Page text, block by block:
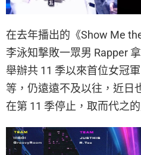
在去年播出的《Show Me
李泳知撃敗一眾男 Rapper
舉辦共 11 季以來首位女冠
等，仍遠遠不及以往，近日
在第 11 季停止，取而代之